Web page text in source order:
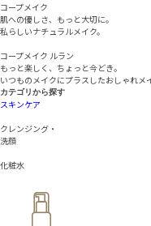
コープメイク
肌への優しさ、もっと大切に。
私らしいナチュラルメイク。
コープメイク ルラン
もっと楽しく、ちょっと今どき。
いつものメイクにプラスしたおしゃれメ
カテゴリから探す
スキンケア
クレンジング・
洗顔
化粧水
⇓詳細はコチラをチェッ
♪
応募はコチラ▷